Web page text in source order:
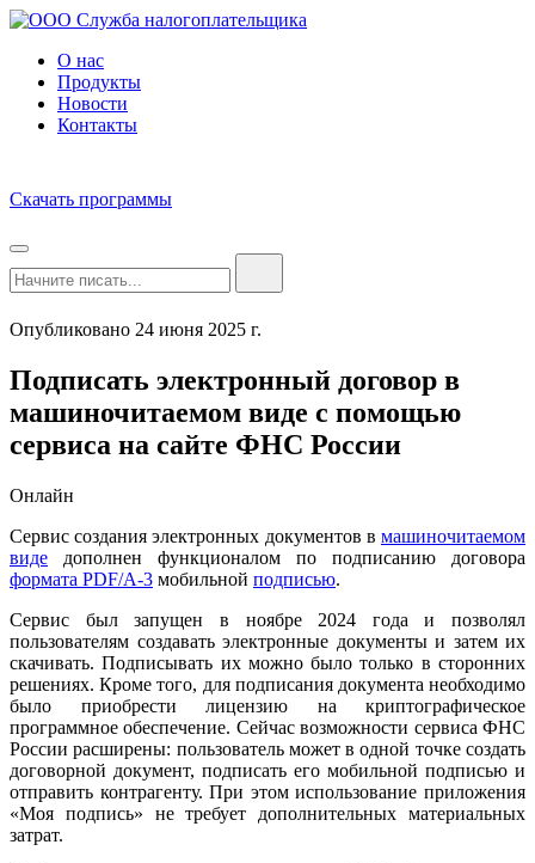
О нас
Продукты
Новости
Контакты
Скачать программы
Опубликовано 24 июня 2025 г.
Подписать электронный договор в
машиночитаемом виде с помощью
сервиса на сайте ФНС России
Онлайн
Сервис создания электронных документов в машиночитаемом
виде дополнен функционалом по подписанию договора
формата PDF/A-3 мобильной подписью.
Сервис был запущен в ноябре 2024 года и позволял
пользователям создавать электронные документы и затем их
скачивать. Подписывать их можно было только в сторонних
решениях. Кроме того, для подписания документа необходимо
было приобрести лицензию на криптографическое
программное обеспечение. Сейчас возможности сервиса ФНС
России расширены: пользователь может в одной точке создать
договорной документ, подписать его мобильной подписью и
отправить контрагенту. При этом использование приложения
«Моя подпись» не требует дополнительных материальных
затрат.